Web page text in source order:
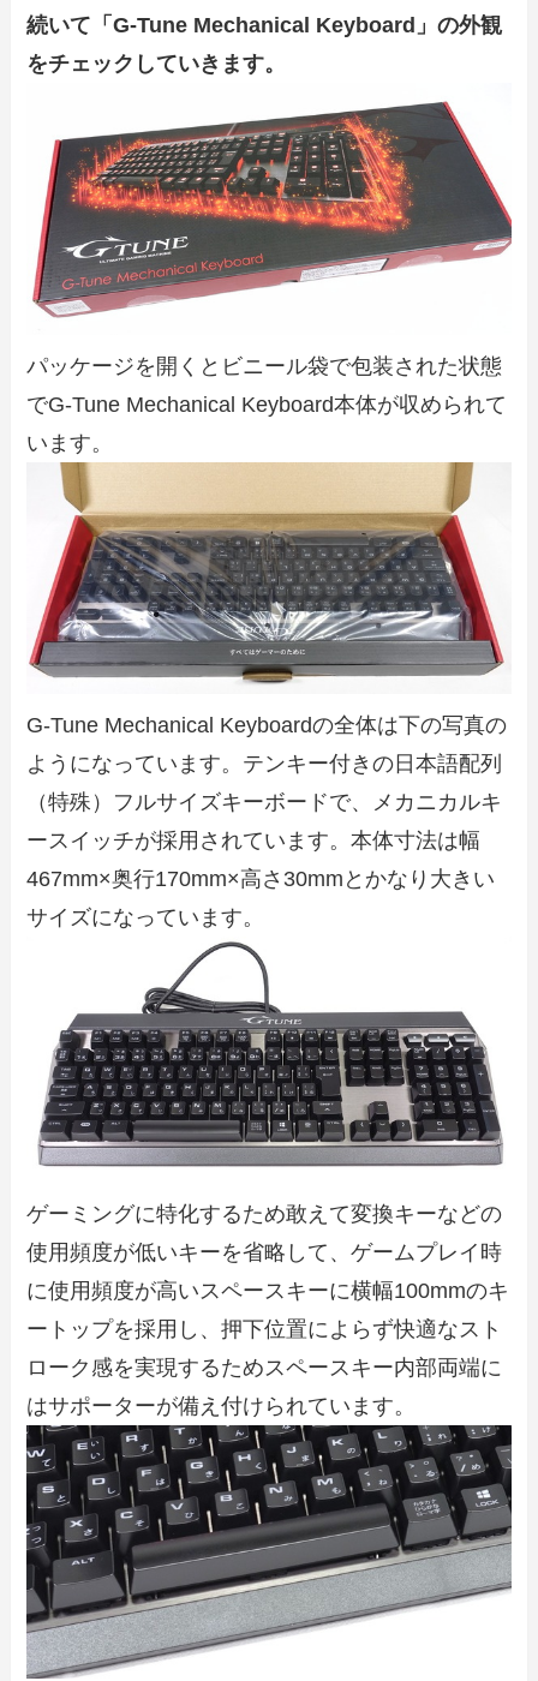
続いて「G-Tune Mechanical Keyboard」の外観
をチェックしていきます。
パッケージを開くとビニール袋で包装された状態
でG-Tune Mechanical Keyboard本体が収められて
います。
G-Tune Mechanical Keyboardの全体は下の写真の
ようになっています。テンキー付きの日本語配列
（特殊）フルサイズキーボードで、メカニカルキ
ースイッチが採用されています。本体寸法は幅
467mm×奥行170mm×高さ30mmとかなり大きい
サイズになっています。
ゲーミングに特化するため敢えて変換キーなどの
使用頻度が低いキーを省略して、ゲームプレイ時
に使用頻度が高いスペースキーに横幅100mmのキ
ートップを採用し、押下位置によらず快適なスト
ローク感を実現するためスペースキー内部両端に
はサポーターが備え付けられています。